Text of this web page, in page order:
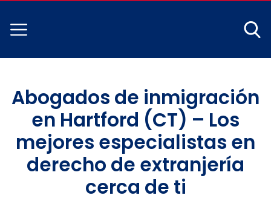
Abogados de inmigración
en Hartford (CT) – Los
mejores especialistas en
derecho de extranjería
cerca de ti